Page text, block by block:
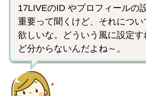
17LIVEのID やプロフィールの
重要って聞くけど、それについ
欲しいな。どういう風に設定す
ど分からないんだよね～。